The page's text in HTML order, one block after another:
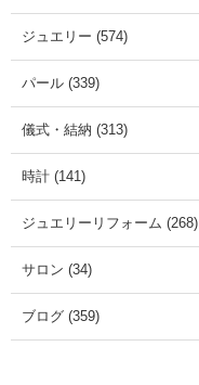
ジュエリー (574)
パール (339)
儀式・結納 (313)
時計 (141)
ジュエリーリフォーム (268)
サロン (34)
ブログ (359)